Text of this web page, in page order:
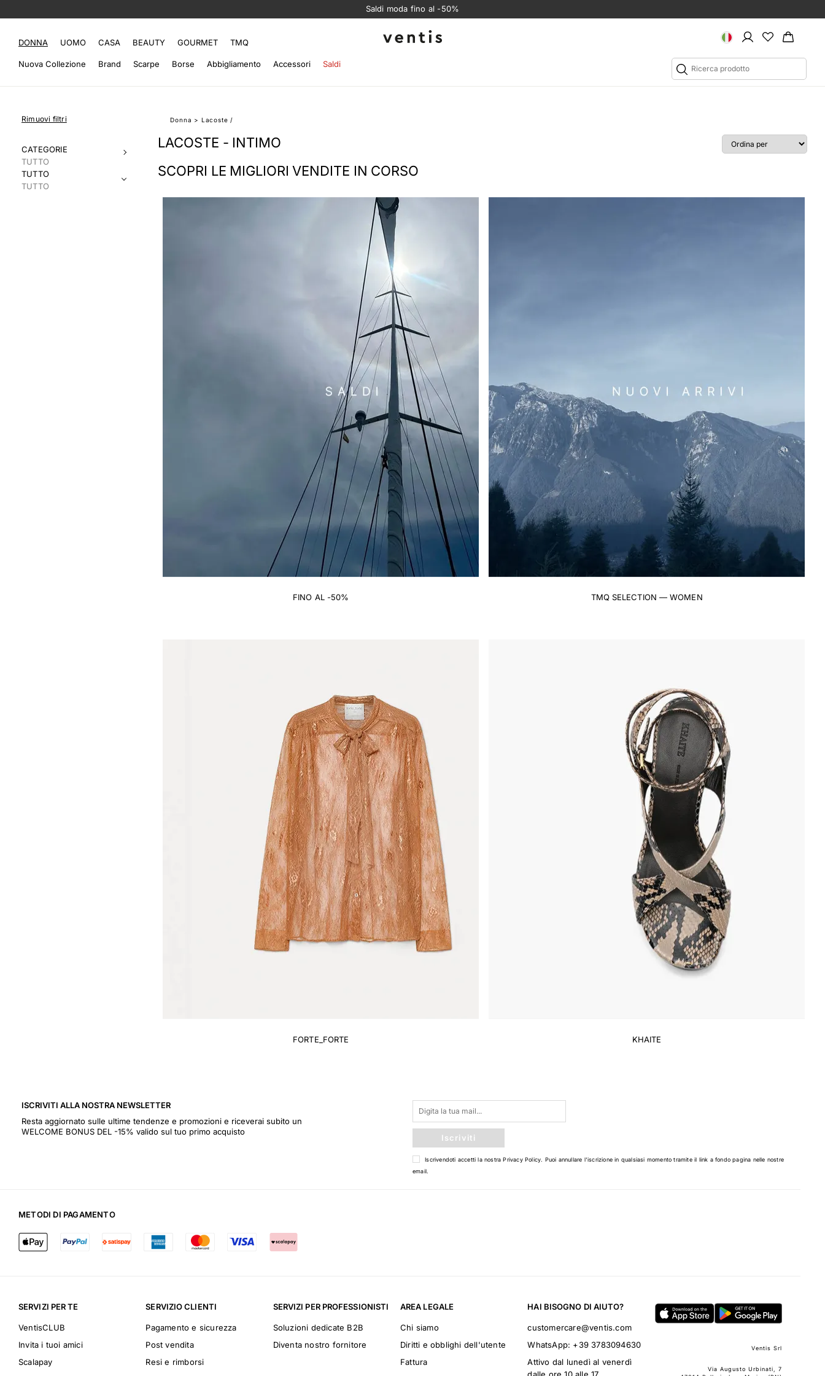
Saldi moda fino al -50%
Ventis
DONNA UOMO CASA BEAUTY GOURMET TMQ
Nuova Collezione Brand Scarpe Borse Abbigliamento Accessori Saldi
Donna > Lacoste /
LACOSTE - INTIMO
SCOPRI LE MIGLIORI VENDITE IN CORSO
FINO AL -50% TMQ SELECTION — WOMEN
FORTE_FORTE KHAITE
Rimuovi filtri
CATEGORIE
TUTTO
TUTTO
TUTTO
ISCRIVITI ALLA NOSTRA NEWSLETTER
Resta aggiornato sulle ultime tendenze e promozioni e riceverai subito un
WELCOME BONUS DEL -15% valido sul tuo primo acquisto
Iscriviti
Iscrivendoti accetti la nostraPrivacy Policy . Puoi annullare l'iscrizione in qualsiasi momento tramite il link a fondo pagina nelle nostre
email.
METODI DI PAGAMENTO
SERVIZI PER TE
VentisCLUB
Invita i tuoi amici
Scalapay
SERVIZIO CLIENTI
Pagamento e sicurezza
Post vendita
Resi e rimborsi
SERVIZI PER PROFESSIONISTI
Soluzioni dedicate B2B
Diventa nostro fornitore
AREA LEGALE
Chi siamo
Diritti e obblighi dell'utente
Fattura
HAI BISOGNO DI AIUTO?
customercare@ventis.com
WhatsApp: +39 3783094630
Attivo dal lunedì al venerdì
dalle ore 10 alle 17
Ventis Srl
Via Augusto Urbinati, 7